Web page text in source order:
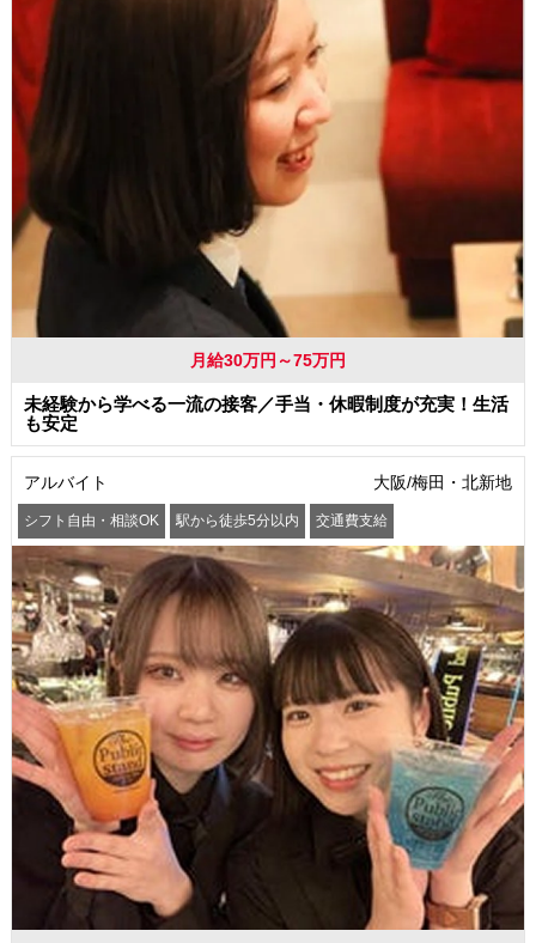
月給30万円～75万円
未経験から学べる一流の接客／手当・休暇制度が充実！生活
も安定
アルバイト 大阪/梅田・北新地
シフト自由・相談OK 駅から徒歩5分以内 交通費支給